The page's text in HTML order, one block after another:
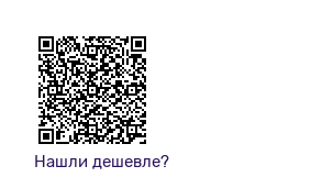
Нашли дешевле?